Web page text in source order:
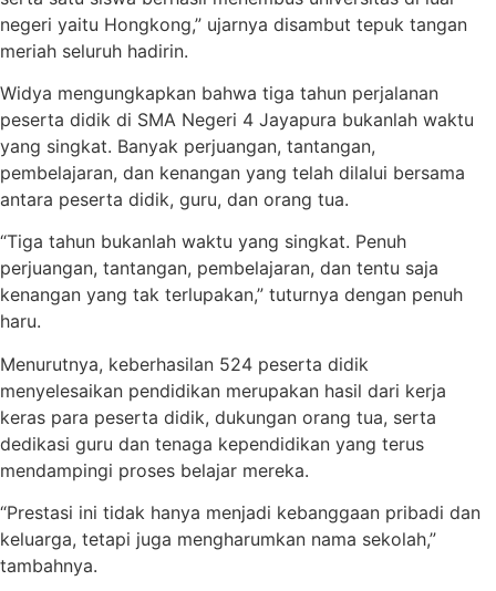
negeri yaitu Hongkong,” ujarnya disambut tepuk tangan
meriah seluruh hadirin.
Widya mengungkapkan bahwa tiga tahun perjalanan
peserta didik di SMA Negeri 4 Jayapura bukanlah waktu
yang singkat. Banyak perjuangan, tantangan,
pembelajaran, dan kenangan yang telah dilalui bersama
antara peserta didik, guru, dan orang tua.
“Tiga tahun bukanlah waktu yang singkat. Penuh
perjuangan, tantangan, pembelajaran, dan tentu saja
kenangan yang tak terlupakan,” tuturnya dengan penuh
haru.
Menurutnya, keberhasilan 524 peserta didik
menyelesaikan pendidikan merupakan hasil dari kerja
keras para peserta didik, dukungan orang tua, serta
dedikasi guru dan tenaga kependidikan yang terus
mendampingi proses belajar mereka.
“Prestasi ini tidak hanya menjadi kebanggaan pribadi dan
keluarga, tetapi juga mengharumkan nama sekolah,”
tambahnya.